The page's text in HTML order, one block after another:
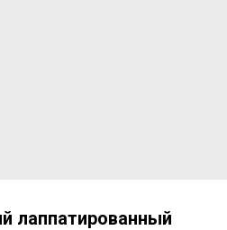
лаппатированный